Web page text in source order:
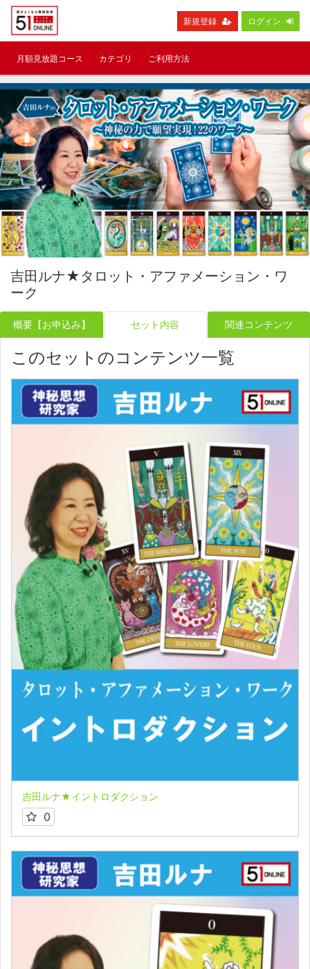
新規登録 ログイン
月額見放題コース カテゴリ ご利用方法
吉田ルナ★タロット・アファメーション・ワ
ーク
概要【お申込み】 セット内容 関連コンテンツ
このセットのコンテンツ一覧
吉田ルナ★イントロダクション
0